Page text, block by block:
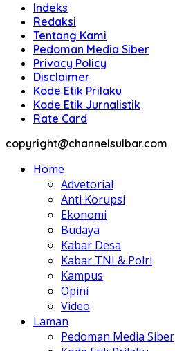
Indeks
Redaksi
Tentang Kami
Pedoman Media Siber
Privacy Policy
Disclaimer
Kode Etik Prilaku
Kode Etik Jurnalistik
Rate Card
copyright@channelsulbar.com
Home
Advetorial
Anti Korupsi
Ekonomi
Budaya
Kabar Desa
Kabar TNI & Polri
Kampus
Opini
Video
Laman
Pedoman Media Siber